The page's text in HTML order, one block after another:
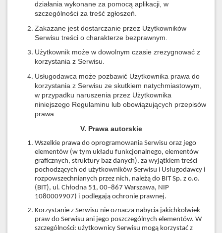
działania wykonane za pomocą aplikacji, w
szczególności za treść zgłoszeń.
Zakazane jest dostarczanie przez Użytkowników
Serwisu treści o charakterze bezprawnym.
Użytkownik może w dowolnym czasie zrezygnować z
korzystania z Serwisu.
Usługodawca może pozbawić Użytkownika prawa do
korzystania z Serwisu ze skutkiem natychmiastowym,
w przypadku naruszenia przez Użytkownika
niniejszego Regulaminu lub obowiązujących przepisów
prawa.
V. Prawa autorskie
Wszelkie prawa do oprogramowania Serwisu oraz jego
elementów (w tym układu funkcjonalnego, elementów
graficznych, struktury baz danych), za wyjątkiem treści
pochodzących od użytkowników Serwisu i Usługodawcy i
rozpowszechnianych przez nich, należą do BIT Sp. z o.o.
(BIT), ul. Chłodna 51, 00–867 Warszawa, NIP
1080009907) i podlegają ochronie prawnej.
Korzystanie z Serwisu nie oznacza nabycia jakichkolwiek
praw do Serwisu ani jego poszczególnych elementów. W
szczególności: użytkownicy Serwisu mogą korzystać z